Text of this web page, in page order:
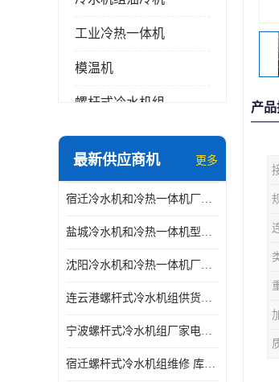
工业冷热一体机
模温机
螺杆式冷水机组
冷水机和冷热一体机
防爆冷水机
最新供应商机 更多
宿迁冷水机和冷热一体机厂商 康嘉温控 库存充足
盐城冷水机和冷热一体机型号 康嘉温控 性能稳定
沈阳冷水机和冷热一体机厂家 康嘉温控 操作方便
连云港螺杆式冷水机组供货商 操作方便
宁波螺杆式冷水机组厂家电话 性能稳定
宿迁螺杆式冷水机组维修 库存充足
产